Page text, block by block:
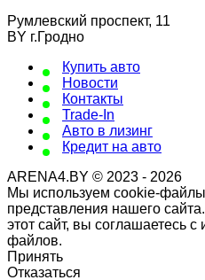
Румлевский проспект, 11
BY г.Гродно
Купить авто
Новости
Контакты
Trade-In
Авто в лизинг
Кредит на авто
ARENA4.BY © 2023 - 2026
Мы используем cookie-
представления нашего
этот сайт, вы соглашаетесь
файлов.
Принять
Отказаться